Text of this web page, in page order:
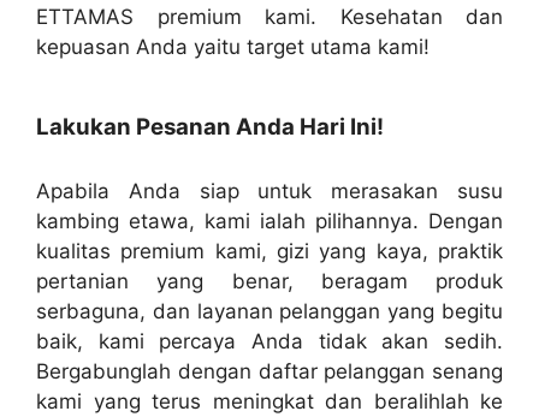
ETTAMAS premium kami. Kesehatan dan
kepuasan Anda yaitu target utama kami!
Lakukan Pesanan Anda Hari Ini!
Apabila Anda siap untuk merasakan susu
kambing etawa, kami ialah pilihannya. Dengan
kualitas premium kami, gizi yang kaya, praktik
pertanian yang benar, beragam produk
serbaguna, dan layanan pelanggan yang begitu
baik, kami percaya Anda tidak akan sedih.
Bergabunglah dengan daftar pelanggan senang
kami yang terus meningkat dan beralihlah ke